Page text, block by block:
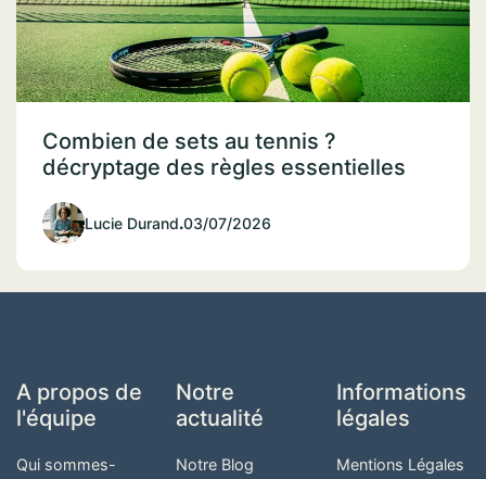
Combien de sets au tennis ?
décryptage des règles essentielles
Lucie Durand.03/07/2026
A propos de
l'équipe
Qui sommes-
Notre
actualité
Notre Blog
Informations
légales
Mentions Légales